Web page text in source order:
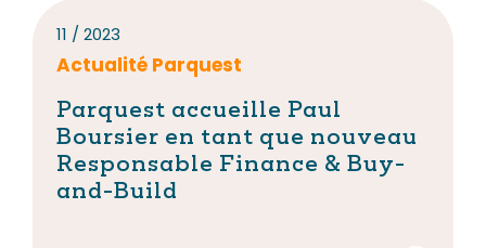
11 / 2023
Actualité Parquest
Parquest accueille Paul
Boursier en tant que nouveau
Responsable Finance & Buy-
and-Build